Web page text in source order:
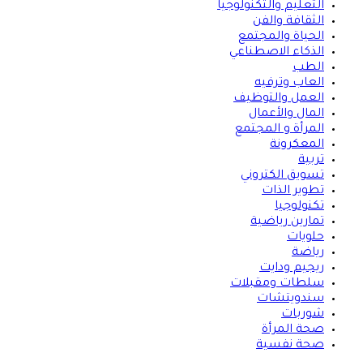
التعليم والتكنولوجيا
الثقافة والفن
الحياة والمجتمع
الذكاء الاصطناعي
الطب
العاب وترفيه
العمل والتوظيف
المال والأعمال
المرأة و المجتمع
المعكرونة
تربية
تسويق الكتروني
تطوير الذات
تكنولوجيا
تمارين رياضية
حلويات
رياضة
ريجيم ودايت
سلطات ومقبلات
سندويتشات
شوربات
صحة المرأة
صحة نفسية